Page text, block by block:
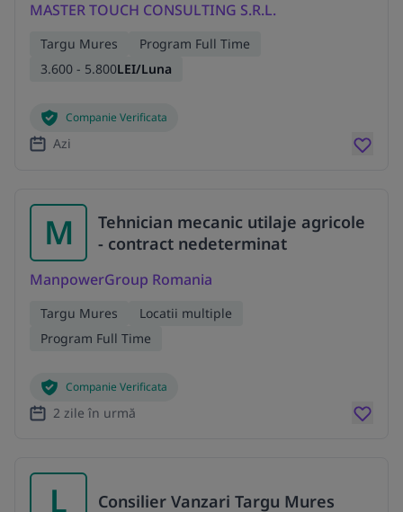
MASTER TOUCH CONSULTING S.R.L.
Targu Mures
Program Full Time
3.600 - 5.800LEI/Luna
Companie Verificata
Azi
M
Tehnician mecanic utilaje agricole
- contract nedeterminat
ManpowerGroup Romania
Targu Mures
Locatii multiple
Program Full Time
Companie Verificata
2 zile în urmă
L Consilier Vanzari Targu Mures